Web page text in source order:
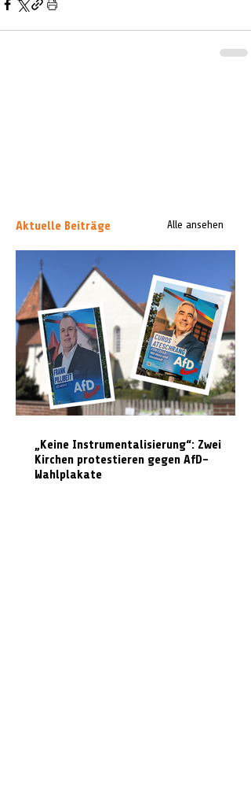
Aktuelle Beiträge Alle ansehen
„Keine Instrumentalisierung“: Zwei
Kirchen protestieren gegen AfD-
Wahlplakate